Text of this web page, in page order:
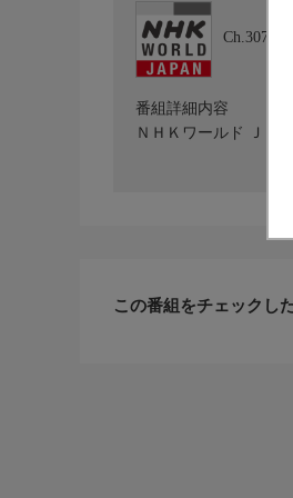
Ch.307
番組詳細内容
ＮＨＫワールド ＪＡ
この番組をチェックし